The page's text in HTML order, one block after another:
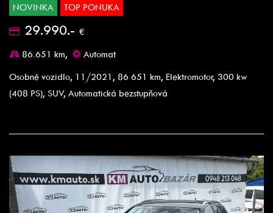
NOVINKA TOP PONUKA
29.990.- €
86.651 km,
Automat
Osobné vozidlo, 11/2021, 86 651 km, Elektromotor, 300 kw
(408 PS), SUV, Automatická bezstupňová